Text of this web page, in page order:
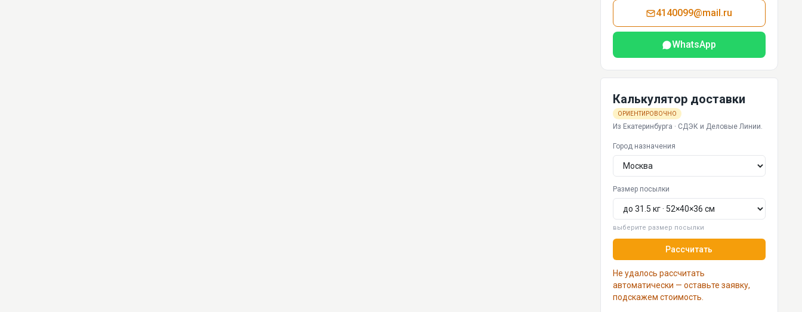
4140099@mail.ru
WhatsApp
Калькулятор доставки
ОРИЕНТИРОВОЧНО
Из Екатеринбурга · СДЭК и Деловые Линии.
Город назначения
Размер посылки
выберите размер посылки
Рассчитать
Не удалось рассчитать
автоматически — оставьте заявку,
подскажем стоимость.